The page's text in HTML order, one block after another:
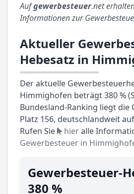
Aufgewerbesteuer.net
Informationen zur
Aktueller
Hebesatz in
Der aktuelle
Himmighofen beträgt 380 %
Bundesland-Ranking liegt die
Platz 156, deutschlandweit
Rufen Sie
hieralle
Gewerbesteuer in
Gewerbesteuer-
380 %